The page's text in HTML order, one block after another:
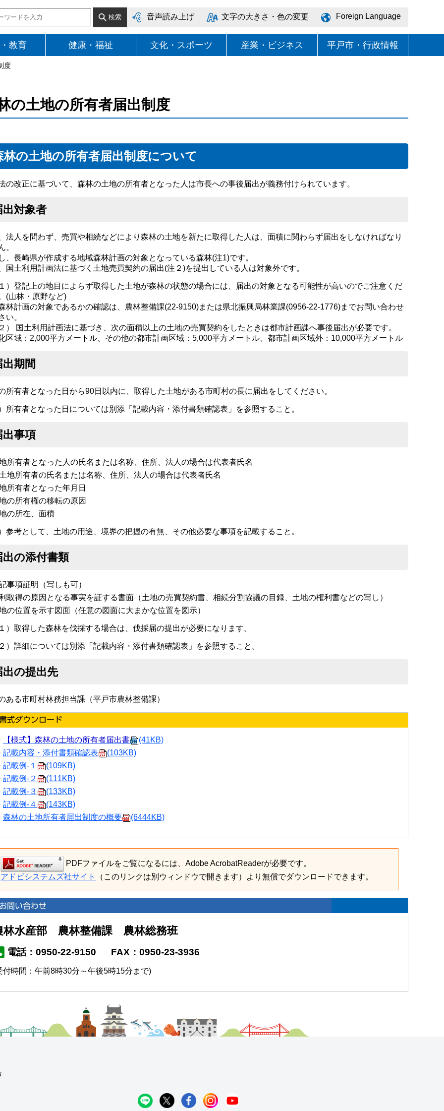
音声読み上げ 文字の大きさ・色の変更 Foreign Language
教育 健康・福祉 文化・スポーツ 産業・ビジネス 平戸市・行政情報
度
の土地の所有者届出制度
林の土地の所有者届出制度について
の改正に基づいて、森林の土地の所有者となった人は市長への事後届出が義務付けられています。
出対象者
法人を問わず、売買や相続などにより森林の土地を新たに取得した人は、面積に関わらず届出をしなければなり
。
、長崎県が作成する地域森林計画の対象となっている森林(注1)です。
国土利用計画法に基づく土地売買契約の届出(注２)を提出している人は対象外です。
）登記上の地目によらず取得した土地が森林の状態の場合には、届出の対象となる可能性が高いのでご注意くだ
(山林・原野など)
林計画の対象であるかの確認は、農林整備課(22-9150)または県北振興局林業課(0956-22-1776)までお問い合わせ
い。
） 国土利用計画法に基づき、次の面積以上の土地の売買契約をしたときは都市計画課へ事後届出が必要です。
区域：2,000平方メートル、その他の都市計画区域：5,000平方メートル、都市計画区域外：10,000平方メートル
出期間
所有者となった日から90日以内に、取得した土地がある市町村の長に届出をしてください。
所有者となった日については別添「記載内容・添付書類確認表」を参照すること。
出事項
所有者となった人の氏名または名称、住所、法人の場合は代表者氏名
地所有者の氏名または名称、住所、法人の場合は代表者氏名
所有者となった年月日
の所有権の移転の原因
の所在、面積
参考として、土地の用途、境界の把握の有無、その他必要な事項を記載すること。
出の添付書類
事項証明（写しも可）
取得の原因となる事実を証する書面（土地の売買契約書、相続分割協議の目録、土地の権利書などの写し）
の位置を示す図面（任意の図面に大まかな位置を図示）
）取得した森林を伐採する場合は、伐採届の提出が必要になります。
）詳細については別添「記載内容・添付書類確認表」を参照すること。
出の提出先
ある市町村林務担当課（平戸市農林整備課）
【様式】森林の土地の所有者届出書
(41KB)
記載内容・添付書類確認表
(103KB)
記載例-１
(109KB)
記載例-２
(111KB)
記載例-３
(133KB)
記載例-４
(143KB)
森林の土地所有者届出制度の概要
(6444KB)
PDFファイルをご覧になるには、Adobe AcrobatReaderが必要です。
アドビシステムズ社サイト
（このリンクは別ウィンドウで開きます）より無償でダウンロードできます。
林水産部 農林整備課 農林総務班
電話：0950-22-9150 FAX：0950-23-3936
付時間：午前8時30分～午後5時15分まで)